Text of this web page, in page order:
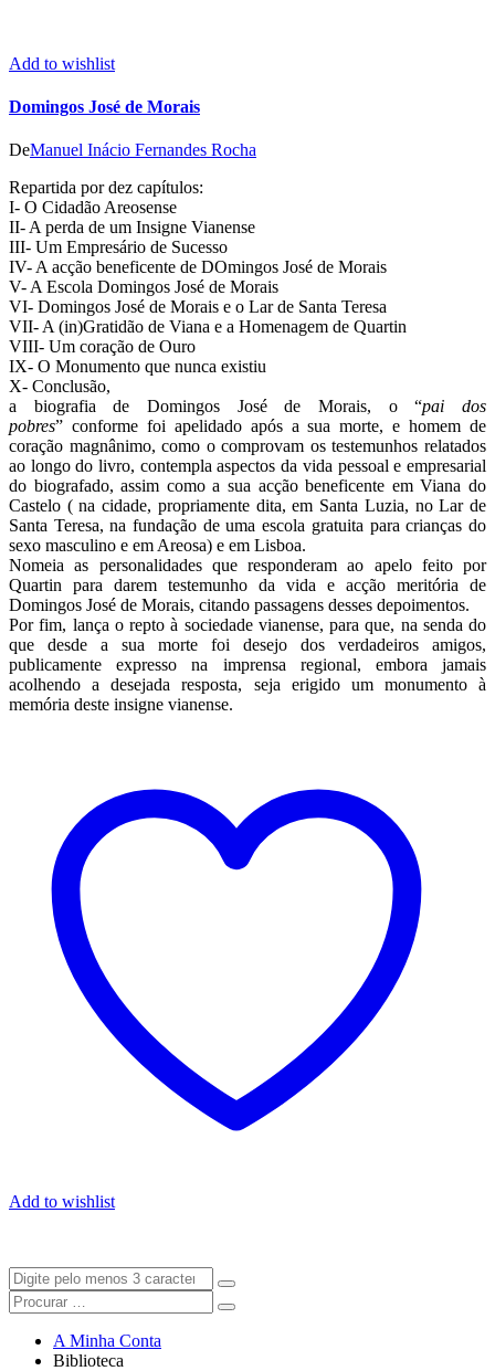
Add to wishlist
Domingos José de Morais
DeManuel Inácio Fernandes Rocha
Repartida por dez capítulos:
I- O Cidadão Areosense
II- A perda de um Insigne Vianense
III- Um Empresário de Sucesso
IV- A acção beneficente de DOmingos José de Morais
V- A Escola Domingos José de Morais
VI- Domingos José de Morais e o Lar de Santa Teresa
VII- A (in)Gratidão de Viana e a Homenagem de Quartin
VIII- Um coração de Ouro
IX- O Monumento que nunca existiu
X- Conclusão,
a biografia de Domingos José de Morais, o “pai dos
pobres” conforme foi apelidado após a sua morte, e homem de
coração magnânimo, como o comprovam os testemunhos relatados
ao longo do livro, contempla aspectos da vida pessoal e empresarial
do biografado, assim como a sua acção beneficente em Viana do
Castelo ( na cidade, propriamente dita, em Santa Luzia, no Lar de
Santa Teresa, na fundação de uma escola gratuita para crianças do
sexo masculino e em Areosa) e em Lisboa.
Nomeia as personalidades que responderam ao apelo feito por
Quartin para darem testemunho da vida e acção meritória de
Domingos José de Morais, citando passagens desses depoimentos.
Por fim, lança o repto à sociedade vianense, para que, na senda do
que desde a sua morte foi desejo dos verdadeiros amigos,
publicamente expresso na imprensa regional, embora jamais
acolhendo a desejada resposta, seja erigido um monumento à
memória deste insigne vianense.
Add to wishlist
A Minha Conta
Biblioteca